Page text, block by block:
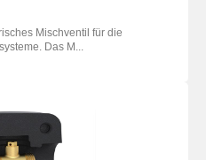
Mischventil für die
Das M...